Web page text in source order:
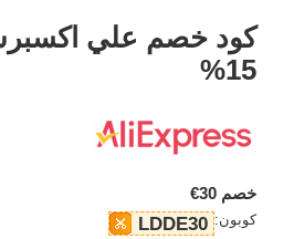
كود خصم علي
15%
خصم 30€
كوبون: LDDE30